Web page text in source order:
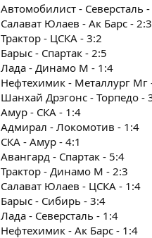
Автомобилист - Северсталь -
Салават Юлаев - Ак Барс - 2:3
Трактор - ЦСКА - 3:2
Барыс - Спартак - 2:5
Лада - Динамо М - 1:4
Нефтехимик - Металлург Мг
Шанхай Дрэгонс - Торпедо -
Амур - СКА - 1:4
Адмирал - Локомотив - 1:4
СКА - Амур - 4:1
Авангард - Спартак - 5:4
Трактор - Динамо М - 2:3
Салават Юлаев - ЦСКА - 1:4
Барыс - Сибирь - 3:4
Лада - Северсталь - 1:4
Нефтехимик - Ак Барс - 1:4